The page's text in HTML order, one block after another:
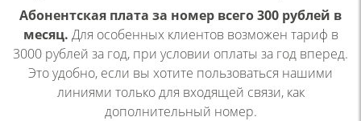
Абонентская плата за номер всего 300 рублей в
месяц. Для особенных клиентов возможен тариф в
3000 рублей за год, при условии оплаты за год вперед.
Это удобно, если вы хотите пользоваться нашими
линиями только для входящей связи, как
дополнительный номер.